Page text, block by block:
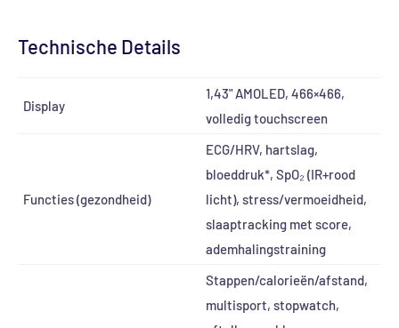
Technische Details
Display
1,43" AMOLED, 466×466,
volledig touchscreen
Functies (gezondheid)
ECG/HRV, hartslag,
bloeddruk*, SpO₂ (IR+rood
licht), stress/vermoeidheid,
slaaptracking met score,
ademhalingstraining
Stappen/calorieën/afstand,
multisport, stopwatch,